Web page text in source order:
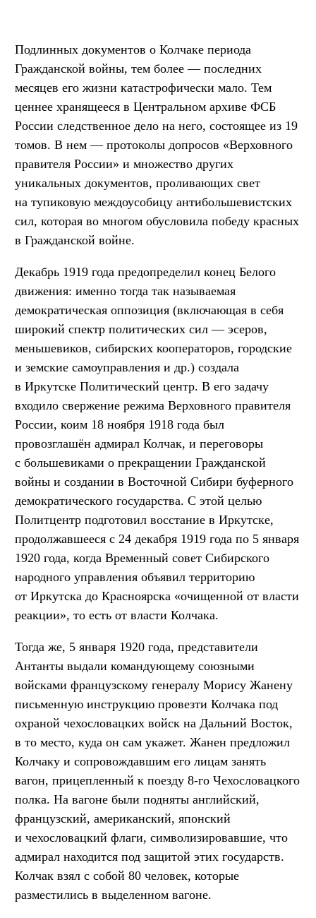
Подлинных документов о Колчаке периода
Гражданской войны, тем более — последних
месяцев его жизни катастрофически мало. Тем
ценнее хранящееся в Центральном архиве ФСБ
России следственное дело на него, состоящее из 19
томов. В нем — протоколы допросов «Верховного
правителя России» и множество других
уникальных документов, проливающих свет
на тупиковую междоусобицу антибольшевистских
сил, которая во многом обусловила победу красных
в Гражданской войне.
Декабрь 1919 года предопределил конец Белого
движения: именно тогда так называемая
демократическая оппозиция (включающая в себя
широкий спектр политических сил — эсеров,
меньшевиков, сибирских кооператоров, городские
и земские самоуправления и др.) создала
в Иркутске Политический центр. В его задачу
входило свержение режима Верховного правителя
России, коим 18 ноября 1918 года был
провозглашён адмирал Колчак, и переговоры
с большевиками о прекращении Гражданской
войны и создании в Восточной Сибири буферного
демократического государства. С этой целью
Политцентр подготовил восстание в Иркутске,
продолжавшееся с 24 декабря 1919 года по 5 января
1920 года, когда Временный совет Сибирского
народного управления объявил территорию
от Иркутска до Красноярска «очищенной от власти
реакции», то есть от власти Колчака.
Тогда же, 5 января 1920 года, представители
Антанты выдали командующему союзными
войсками французскому генералу Морису Жанену
письменную инструкцию провезти Колчака под
охраной чехословацких войск на Дальний Восток,
в то место, куда он сам укажет. Жанен предложил
Колчаку и сопровождавшим его лицам занять
вагон, прицепленный к поезду 8-го Чехословацкого
полка. На вагоне были подняты английский,
французский, американский, японский
и чехословацкий флаги, символизировавшие, что
адмирал находится под защитой этих государств.
Колчак взял с собой 80 человек, которые
разместились в выделенном вагоне.